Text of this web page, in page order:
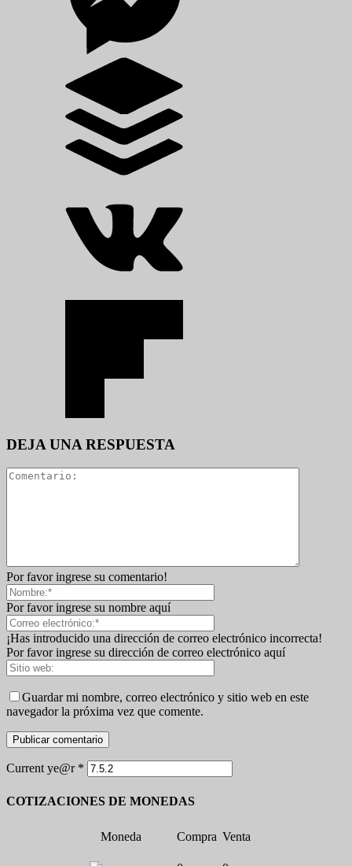
DEJA UNA RESPUESTA
Por favor ingrese su comentario!
Por favor ingrese su nombre aquí
¡Has introducido una dirección de correo electrónico incorrecta!
Por favor ingrese su dirección de correo electrónico aquí
Guardar mi nombre, correo electrónico y sitio web en este
navegador la próxima vez que comente.
Current ye@r *
COTIZACIONES DE MONEDAS
Moneda Compra Venta